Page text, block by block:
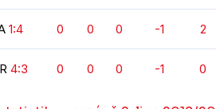
1:4 0 0 0 -1 2
4:3 0 0 0 -1 0